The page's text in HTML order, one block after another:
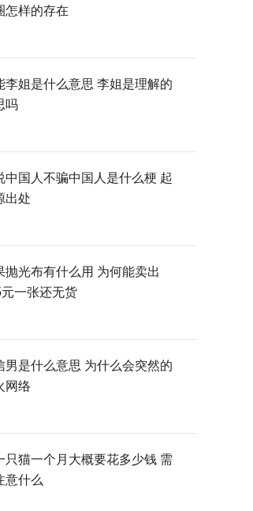
怎样的存在
李姐是什么意思 李姐是理解的
吗
中国人不骗中国人是什么梗 起
出处
抛光布有什么用 为何能卖出
一张还无货
男是什么意思 为什么会突然的
网络
只猫一个月大概要花多少钱 需
意什么